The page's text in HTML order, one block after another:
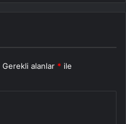
Gerekli alanlar * ile